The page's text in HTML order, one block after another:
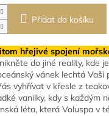
Přidat do košíku
hřejivé spojení
do jiné reality, kde
vánek lechtá
vyhřívat v křesle z
vanilky, kdy s každým
léta, která Voluspa v